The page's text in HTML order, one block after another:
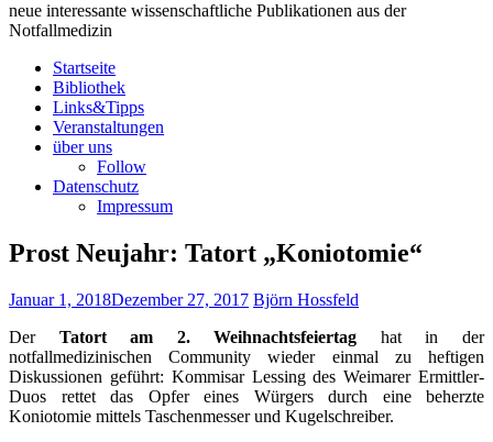
neue interessante wissenschaftliche Publikationen aus der
Notfallmedizin
Startseite
Bibliothek
Links&Tipps
Veranstaltungen
über uns
Follow
Datenschutz
Impressum
Prost Neujahr: Tatort „Koniotomie“
Januar 1, 2018Dezember 27, 2017 Björn Hossfeld
Der Tatort am 2. Weihnachtsfeiertag hat in der
notfallmedizinischen Community wieder einmal zu heftigen
Diskussionen geführt: Kommisar Lessing des Weimarer Ermittler-
Duos rettet das Opfer eines Würgers durch eine beherzte
Koniotomie mittels Taschenmesser und Kugelschreiber.